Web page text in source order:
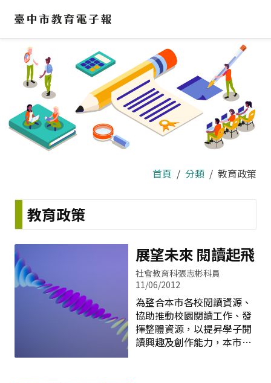
區
首頁 分類 教育政策
教育政策
展望未來 閱讀起飛
社會教育科張志彬科員
11/06/2012
為整合本市各校閱讀資源、
協助推動校園閱讀工作、發
揮整體資源，以提昇學子閱
讀興趣及創作能力，本市教